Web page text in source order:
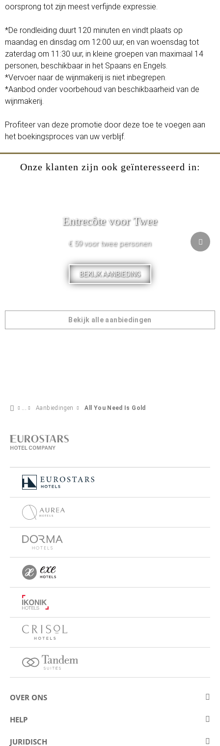
oorsprong tot zijn meest verfijnde expressie.
*De rondleiding duurt 120 minuten en vindt plaats op
maandag en dinsdag om 12:00 uur, en van woensdag tot
zaterdag om 11:30 uur, in kleine groepen van maximaal 14
personen, beschikbaar in het Spaans en Engels.
*Vervoer naar de wijnmakerij is niet inbegrepen.
*Aanbod onder voorbehoud van beschikbaarheid van de
wijnmakerij.
Profiteer van deze promotie door deze toe te voegen aan
het boekingsproces van uw verblijf.
Onze klanten zijn ook geïnteresseerd in:
Entrecôte voor Twee
€ 59 voor twee personen
BEKIJK AANBIEDING
Bekijk alle aanbiedingen
Aanbiedingen All You Need Is Gold
OVER ONS
Over Eurostars Hotel Company
HELP
Contact opnemen
JURIDISCH